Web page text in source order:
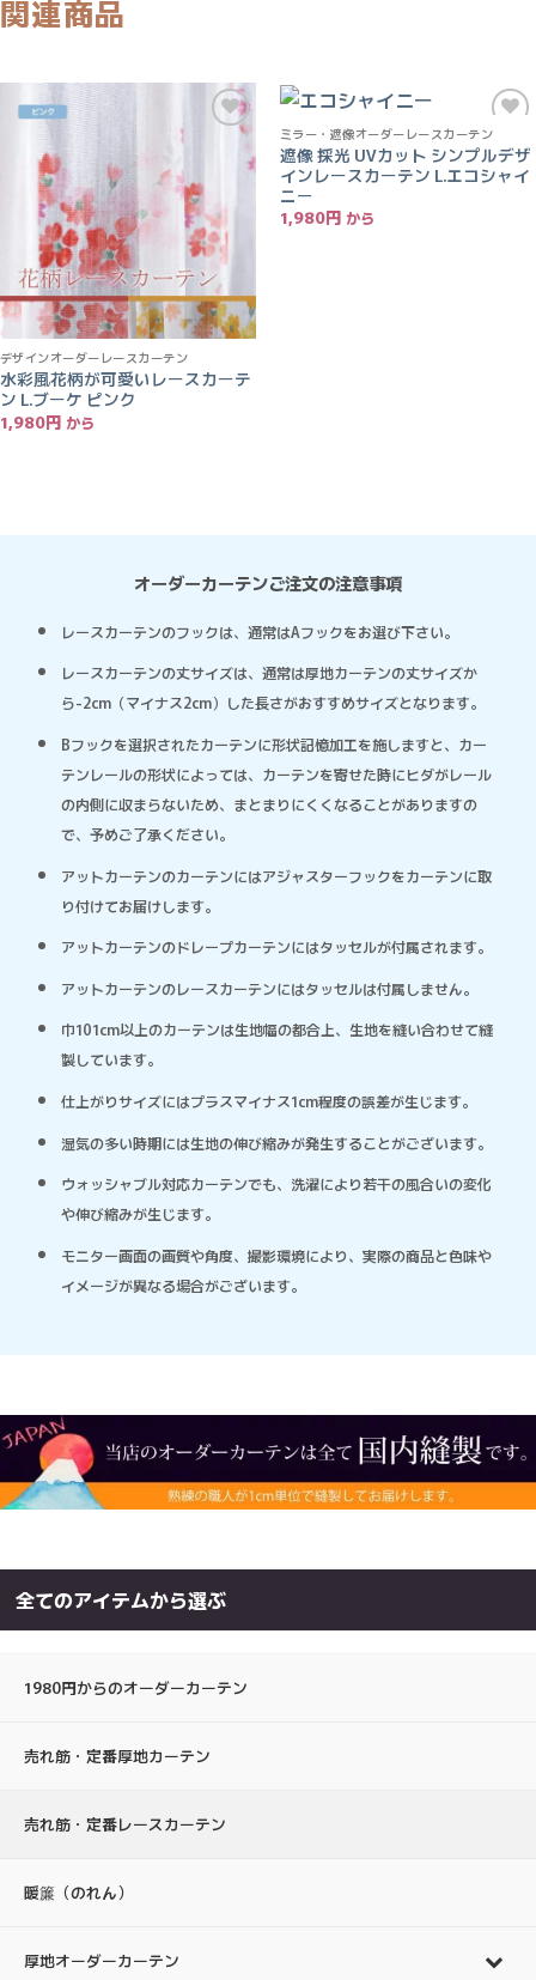
関連商品
デザインオーダーレースカーテン
水彩風花柄が可愛いレースカーテ
ン L.ブーケ ピンク
1,980円
に入
りに
ミラー・遮像オーダーレースカーテン
遮像 採光 UVカット シンプルデザ
インレースカーテン L.エコシャイ
ニー
1,980円
オーダーカーテンご注文の注意事項
レースカーテンのフックは、通常はAフックをお選び下さい。
レースカーテンの丈サイズは、通常は厚地カーテンの丈サイズか
ら-2cm（マイナス2cm）した長さがおすすめサイズとなります。
Bフックを選択されたカーテンに形状記憶加工を施しますと、カー
テンレールの形状によっては、カーテンを寄せた時にヒダがレール
の内側に収まらないため、まとまりにくくなることがありますの
で、予めご了承ください。
アットカーテンのカーテンにはアジャスターフックをカーテンに取
り付けてお届けします。
アットカーテンのドレープカーテンにはタッセルが付属されます。
アットカーテンのレースカーテンにはタッセルは付属しません。
巾101cm以上のカーテンは生地幅の都合上、生地を縫い合わせて縫
製しています。
仕上がりサイズにはプラスマイナス1cm程度の誤差が生じます。
湿気の多い時期には生地の伸び縮みが発生することがございます。
ウォッシャブル対応カーテンでも、洗濯により若干の風合いの変化
や伸び縮みが生じます。
モニター画面の画質や角度、撮影環境により、実際の商品と色味や
イメージが異なる場合がございます。
全てのアイテムから選ぶ
1980円からのオーダーカーテン
売れ筋・定番厚地カーテン
売れ筋・定番レースカーテン
暖簾（のれん）
厚地オーダーカーテン